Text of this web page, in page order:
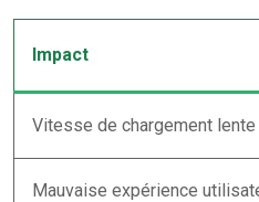
Impact
Vitesse de chargement lente
Mauvaise expérience